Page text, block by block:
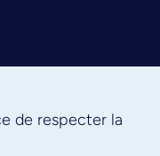
de respecter la